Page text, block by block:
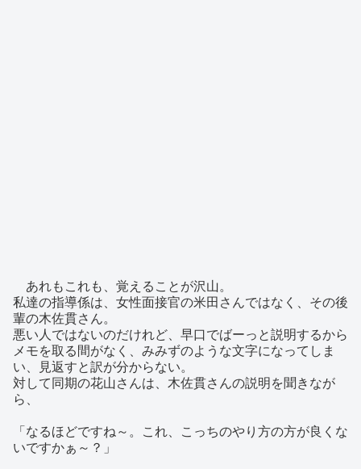
あれもこれも、覚えることが沢山。
私達の指導係は、女性面接官の米田さんではなく、その後
輩の木佐貫さん。
悪い人ではないのだけれど、早口でばーっと説明するから
メモを取る間がなく、みみずのような文字になってしま
い、見返すと訳が分からない。
対して同期の花山さんは、木佐貫さんの説明を聞きなが
ら、
「なるほどですね～。これ、こっちのやり方の方が良くな
いですかぁ～？」